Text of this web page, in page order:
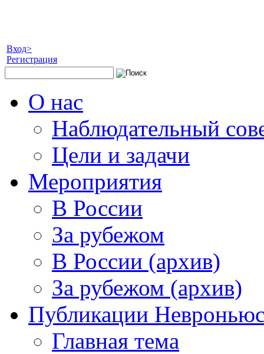
Вход>
Регистрация
О нас
Наблюдательный
Цели и задачи
Мероприятия
В России
За рубежом
В России (архив)
За рубежом (архив)
Публикации
Главная тема